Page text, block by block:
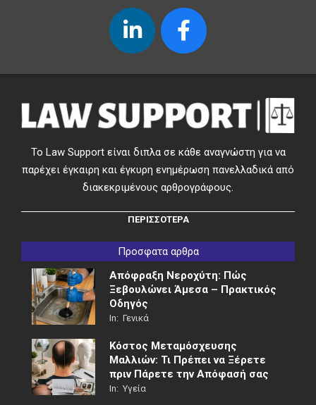
Το Law Support είναι διπλα σε κάθε αναγνώστη για να
παρέχει έγκαιρη και έγκυρη ενημέρωση πανελλαδικά από
διακεκριμένους αρθρογράφους.
ΠΕΡΙΣΣΟΤΕΡΑ
Προσφατα αρθρα
Απόφραξη Νεροχύτη: Πώς
Ξεβουλώνει Άμεσα – Πρακτικός
Οδηγός
In: Γενικά
Κόστος Μεταμόσχευσης
Μαλλιών: Τι Πρέπει να Ξέρετε
πριν Πάρετε την Απόφασή σας
In: Υγεία